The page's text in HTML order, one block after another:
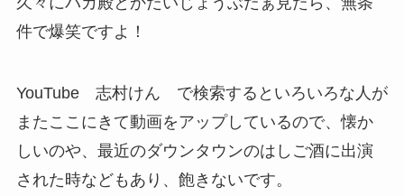
件で爆笑ですよ！
YouTube 志村けん で検索するといろいろな人が
またここにきて動画をアップしているので、懐か
しいのや、最近のダウンタウンのはしご酒に出演
された時などもあり、飽きないです。